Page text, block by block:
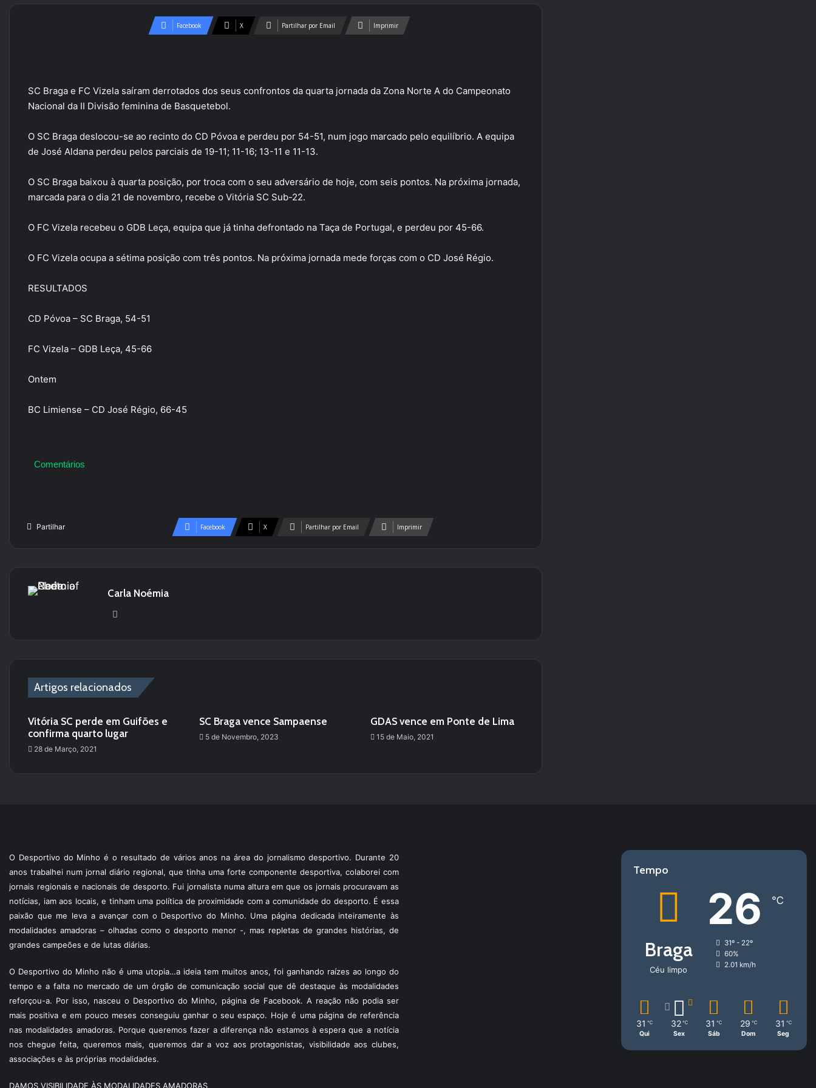
Facebook X Partilhar por Email Imprimir
SC Braga e FC Vizela saíram derrotados dos seus confrontos da quarta jornada da Zona Norte A do Campeonato
Nacional da II Divisão feminina de Basquetebol.
O SC Braga deslocou-se ao recinto do CD Póvoa e perdeu por 54-51, num jogo marcado pelo equilíbrio. A equipa
de José Aldana perdeu pelos parciais de 19-11; 11-16; 13-11 e 11-13.
O SC Braga baixou à quarta posição, por troca com o seu adversário de hoje, com seis pontos. Na próxima jornada,
marcada para o dia 21 de novembro, recebe o Vitória SC Sub-22.
O FC Vizela recebeu o GDB Leça, equipa que já tinha defrontado na Taça de Portugal, e perdeu por 45-66.
O FC Vizela ocupa a sétima posição com três pontos. Na próxima jornada mede forças com o CD José Régio.
RESULTADOS
CD Póvoa – SC Braga, 54-51
FC Vizela – GDB Leça, 45-66
Ontem
BC Limiense – CD José Régio, 66-45
Comentários
Partilhar Facebook X Partilhar por Email Imprimir
Carla Noémia
Artigos relacionados
Vitória SC perde em Guifões e
confirma quarto lugar
28 de Março, 2021
SC Braga vence Sampaense
5 de Novembro, 2023
GDAS vence em Ponte de Lima
15 de Maio, 2021
O Desportivo do Minho é o resultado de vários anos na área do jornalismo desportivo. Durante 20
anos trabalhei num jornal diário regional, que tinha uma forte componente desportiva, colaborei com
jornais regionais e nacionais de desporto. Fui jornalista numa altura em que os jornais procuravam as
notícias, iam aos locais, e tinham uma política de proximidade com a comunidade do desporto. É essa
paixão que me leva a avançar com o Desportivo do Minho. Uma página dedicada inteiramente às
modalidades amadoras – olhadas como o desporto menor -, mas repletas de grandes histórias, de
grandes campeões e de lutas diárias.
O Desportivo do Minho não é uma utopia…a ideia tem muitos anos, foi ganhando raízes ao longo do
tempo e a falta no mercado de um órgão de comunicação social que dê destaque às modalidades
reforçou-a. Por isso, nasceu o Desportivo do Minho, página de Facebook. A reação não podia ser
mais positiva e em pouco meses conseguiu ganhar o seu espaço. Hoje é uma página de referência
nas modalidades amadoras. Porque queremos fazer a diferença não estamos à espera que a notícia
nos chegue feita, queremos mais, queremos dar a voz aos protagonistas, visibilidade aos clubes,
associações e às próprias modalidades.
DAMOS VISIBILIDADE ÀS MODALIDADES AMADORAS
Tempo
Braga
Céu limpo
26 ℃
31º - 22º
60%
2.01 km/h
31 ℃
Qui
32 ℃
Sex
31 ℃
Sáb
29 ℃
Dom
31 ℃
Seg